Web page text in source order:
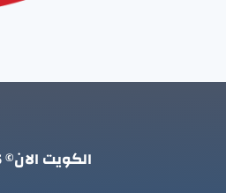
الكويت الان© 2026